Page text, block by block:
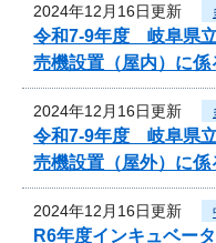
2024年12月16日更新
令和7‐9年度 岐阜県
売機設置（屋内）に
2024年12月16日更新
令和7‐9年度 岐阜県
売機設置（屋外）に
2024年12月16日更新
R6年度インキュベー